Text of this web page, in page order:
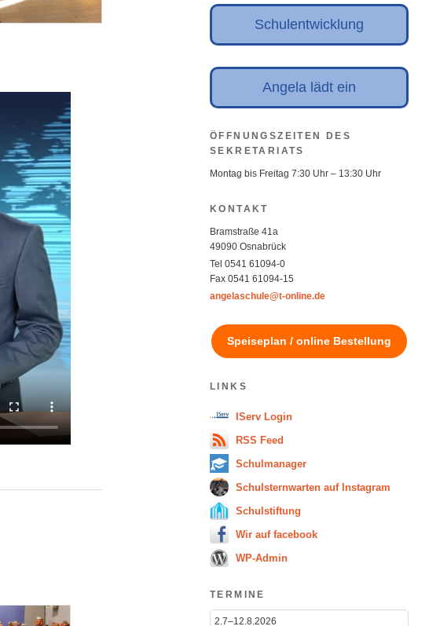
Schulentwicklung
Angela lädt ein
ÖFFNUNGSZEITEN DES
SEKRETARIATS
Montag bis Freitag 7:30 Uhr – 13:30 Uhr
KONTAKT
Bramstraße 41a
49090 Osnabrück
Tel 0541 61094-0
Fax 0541 61094-15
angelaschule@t-online.de
Speiseplan / online Bestellung
LINKS
IServ Login
RSS Feed
Schulmanager
Schulsternwarten auf Instagram
Schulstiftung
Wir auf facebook
WP-Admin
TERMINE
2.7–12.8.2026